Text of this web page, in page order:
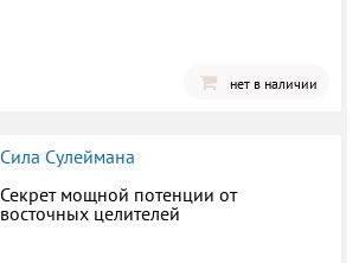
нет в наличии
Сила Сулеймана
Секрет мощной потенции от
восточных целителей